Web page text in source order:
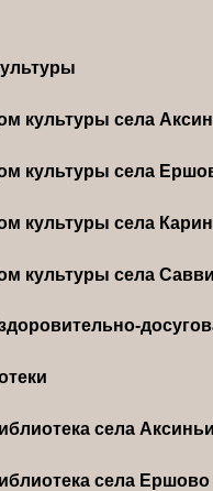
культуры села
культуры села
культуры села
культуры села
села
села Ершово